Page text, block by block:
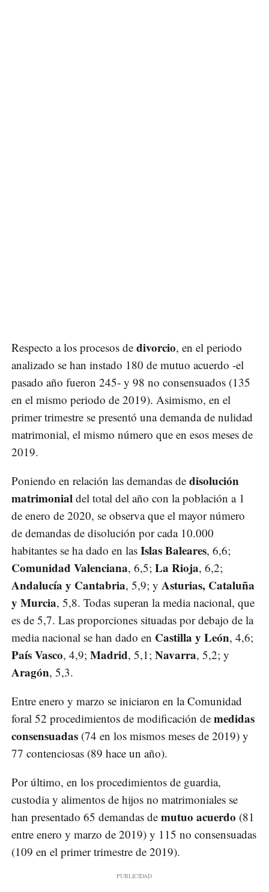
Respecto a los procesos de divorcio, en el periodo
analizado se han instado 180 de mutuo acuerdo -el
pasado año fueron 245- y 98 no consensuados (135
en el mismo periodo de 2019). Asimismo, en el
primer trimestre se presentó una demanda de nulidad
matrimonial, el mismo número que en esos meses de
2019.
Poniendo en relación las demandas de disolución
matrimonial del total del año con la población a 1
de enero de 2020, se observa que el mayor número
de demandas de disolución por cada 10.000
habitantes se ha dado en las Islas Baleares, 6,6;
Comunidad Valenciana, 6,5; La Rioja, 6,2;
Andalucía y Cantabria, 5,9; y Asturias, Cataluña
y Murcia, 5,8. Todas superan la media nacional, que
es de 5,7. Las proporciones situadas por debajo de la
media nacional se han dado en Castilla y León, 4,6;
País Vasco, 4,9; Madrid, 5,1; Navarra, 5,2; y
Aragón, 5,3.
Entre enero y marzo se iniciaron en la Comunidad
foral 52 procedimientos de modificación de medidas
consensuadas (74 en los mismos meses de 2019) y
77 contenciosas (89 hace un año).
Por último, en los procedimientos de guardia,
custodia y alimentos de hijos no matrimoniales se
han presentado 65 demandas de mutuo acuerdo (81
entre enero y marzo de 2019) y 115 no consensuadas
(109 en el primer trimestre de 2019).